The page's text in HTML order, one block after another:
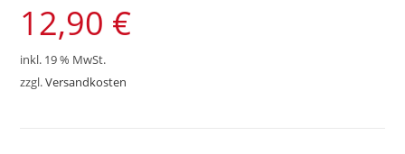
12,90 €
inkl. 19 % MwSt.
zzgl.Versandkosten